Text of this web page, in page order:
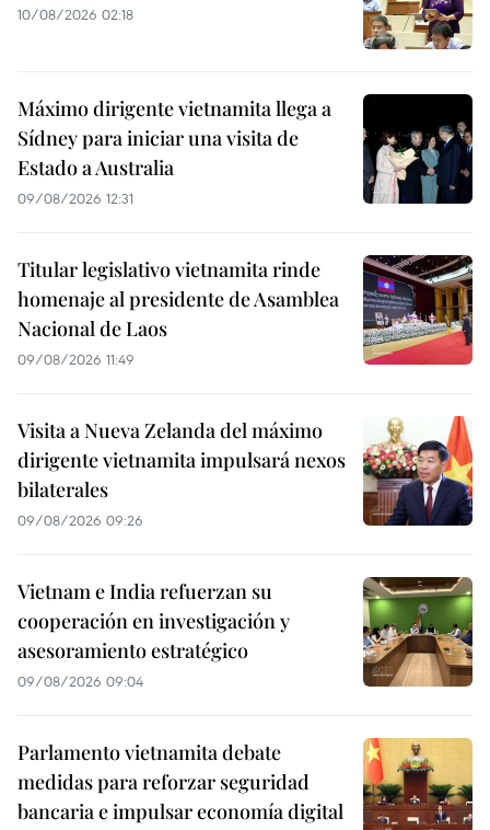
10/08/2026 02:18
Máximo dirigente vietnamita llega a
Sídney para iniciar una visita de
Estado a Australia
09/08/2026 12:31
Titular legislativo vietnamita rinde
homenaje al presidente de Asamblea
Nacional de Laos
09/08/2026 11:49
Visita a Nueva Zelanda del máximo
dirigente vietnamita impulsará nexos
bilaterales
09/08/2026 09:26
Vietnam e India refuerzan su
cooperación en investigación y
asesoramiento estratégico
09/08/2026 09:04
Parlamento vietnamita debate
medidas para reforzar seguridad
bancaria e impulsar economía digital